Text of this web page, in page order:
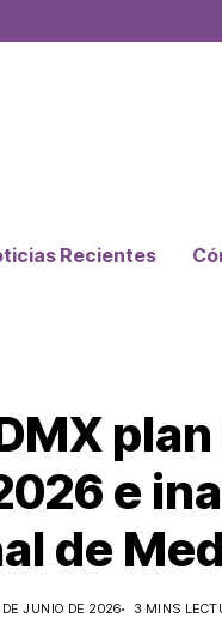
Recientes
e
de
JUNIO DE 2026 3 MINS